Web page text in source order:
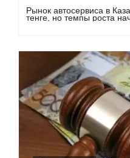
Рынок автосервиса в
тенге, но темпы роста